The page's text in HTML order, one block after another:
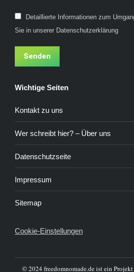
Detaillierte Informationen zum
Sie in unserer Datenschutzerklärung
Senden
Wichtige Seiten
Kontakt zu uns
Wer schreibt hier? – Über uns
Datenschutzseite
Impressum
Sitemap
Cookie-Einstellungen
© 2024 freedomnomade.de ist ein